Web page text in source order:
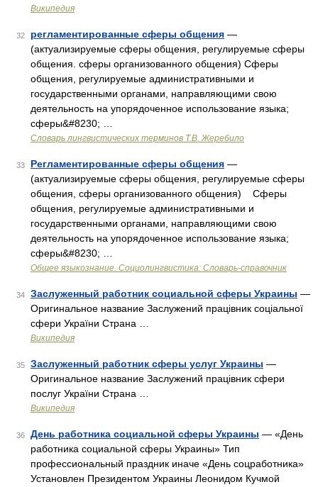
Википедия
32 регламентированные сферы общения —
(актуализируемые сферы общения, регулируемые сферы
общения. сферы организованного общения) Сферы
общения, регулируемые административными и
государственными органами, направляющими свою
деятельность на упорядоченное использование языка;
сферы&#8230; …
Словарь лингвистических терминов Т.В. Жеребило
33 Регламентированные сферы общения —
(актуализируемые сферы общения, регулируемые сферы
общения, сферы организованного общения) Сферы
общения, регулируемые административными и
государственными органами, направляющими свою
деятельность на упорядоченное использование языка;
сферы&#8230; …
Общее языкознание. Социолингвистика: Словарь-справочник
34 Заслуженный работник социальной сферы Украины —
Оригинальное название Заслужений працівник соціальної
сфери України Страна …
Википедия
35 Заслуженный работник сферы услуг Украины —
Оригинальное название Заслужений працівник сфери
послуг України Страна …
Википедия
36 День работника социальной сферы Украины — «День
работника социальной сферы Украины» Тип
профессиональный праздник иначе «День соцработника»
Установлен Президентом Украины Леонидом Кучмой